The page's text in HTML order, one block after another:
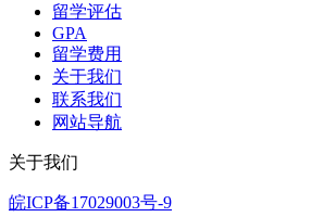
留学评估
GPA
留学费用
关于我们
联系我们
网站导航
关于我们
皖ICP备17029003号-9